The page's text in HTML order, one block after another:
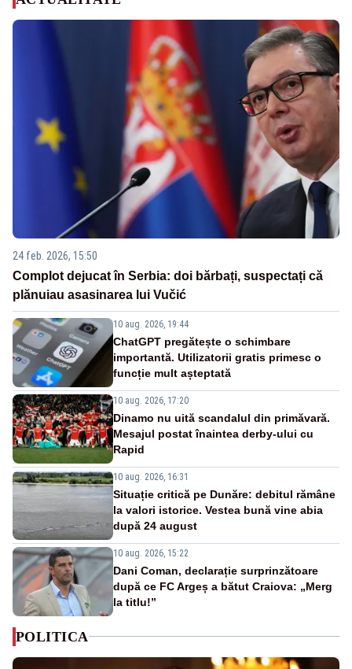
24 feb. 2026, 15:50
Complot dejucat în Serbia: doi bărbați, suspectați că
plănuiau asasinarea lui Vučić
10 aug. 2026, 19:44
ChatGPT pregătește o schimbare
importantă. Utilizatorii gratis primesc o
funcție mult așteptată
10 aug. 2026, 17:20
Dinamo nu uită scandalul din primăvară.
Mesajul postat înaintea derby-ului cu
Rapid
10 aug. 2026, 16:31
Situație critică pe Dunăre: debitul rămâne
la valori istorice. Vestea bună vine abia
după 24 august
10 aug. 2026, 15:22
Dani Coman, declarație surprinzătoare
după ce FC Argeș a bătut Craiova: „Merg
la titlu!”
POLITICA